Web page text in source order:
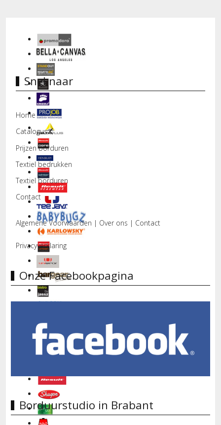
Snel naar
Home
Catalogus
Prijzen borduren
Textiel bedrukken
Textiel borduren
Contact
Algemene Voorwaarden | Over ons | Contact
Privacyverklaring
Onze Facebookpagina
Borduurstudio in Brabant